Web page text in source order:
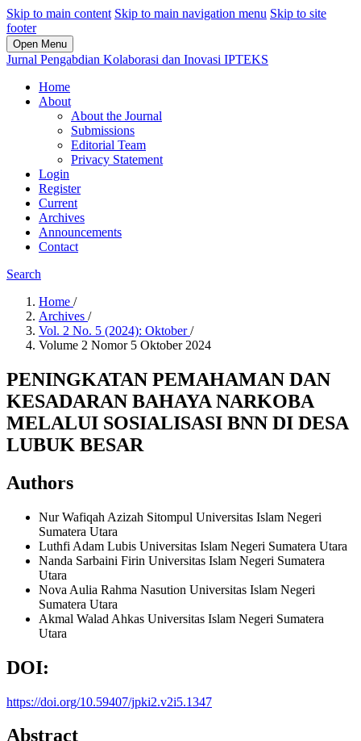
Skip to main content Skip to main navigation menu Skip to site
footer
Open Menu
Jurnal Pengabdian Kolaborasi dan Inovasi IPTEKS
Home
About
About the Journal
Submissions
Editorial Team
Privacy Statement
Login
Register
Current
Archives
Announcements
Contact
Search
Home /
Archives /
Vol. 2 No. 5 (2024): Oktober/
Volume 2 Nomor 5 Oktober 2024
PENINGKATAN PEMAHAMAN DAN
KESADARAN BAHAYA NARKOBA
MELALUI SOSIALISASI BNN DI DESA
LUBUK BESAR
Authors
Nur Wafiqah Azizah Sitompul Universitas Islam Negeri
Sumatera Utara
Luthfi Adam Lubis Universitas Islam Negeri Sumatera Utara
Nanda Sarbaini Firin Universitas Islam Negeri Sumatera
Utara
Nova Aulia Rahma Nasution Universitas Islam Negeri
Sumatera Utara
Akmal Walad Ahkas Universitas Islam Negeri Sumatera
Utara
DOI:
https://doi.org/10.59407/jpki2.v2i5.1347
Abstract